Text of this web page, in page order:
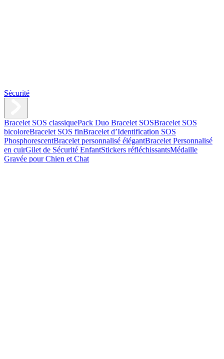
Sécurité
Bracelet SOS classiquePack Duo Bracelet SOSBracelet SOS
bicoloreBracelet SOS finBracelet d’Identification SOS
PhosphorescentBracelet personnalisé élégantBracelet Personnalisé
en cuirGilet de Sécurité EnfantStickers réfléchissantsMédaille
Gravée pour Chien et Chat